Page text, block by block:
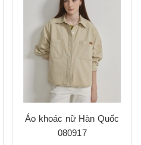
Áo khoác nữ Hàn Quốc
080917